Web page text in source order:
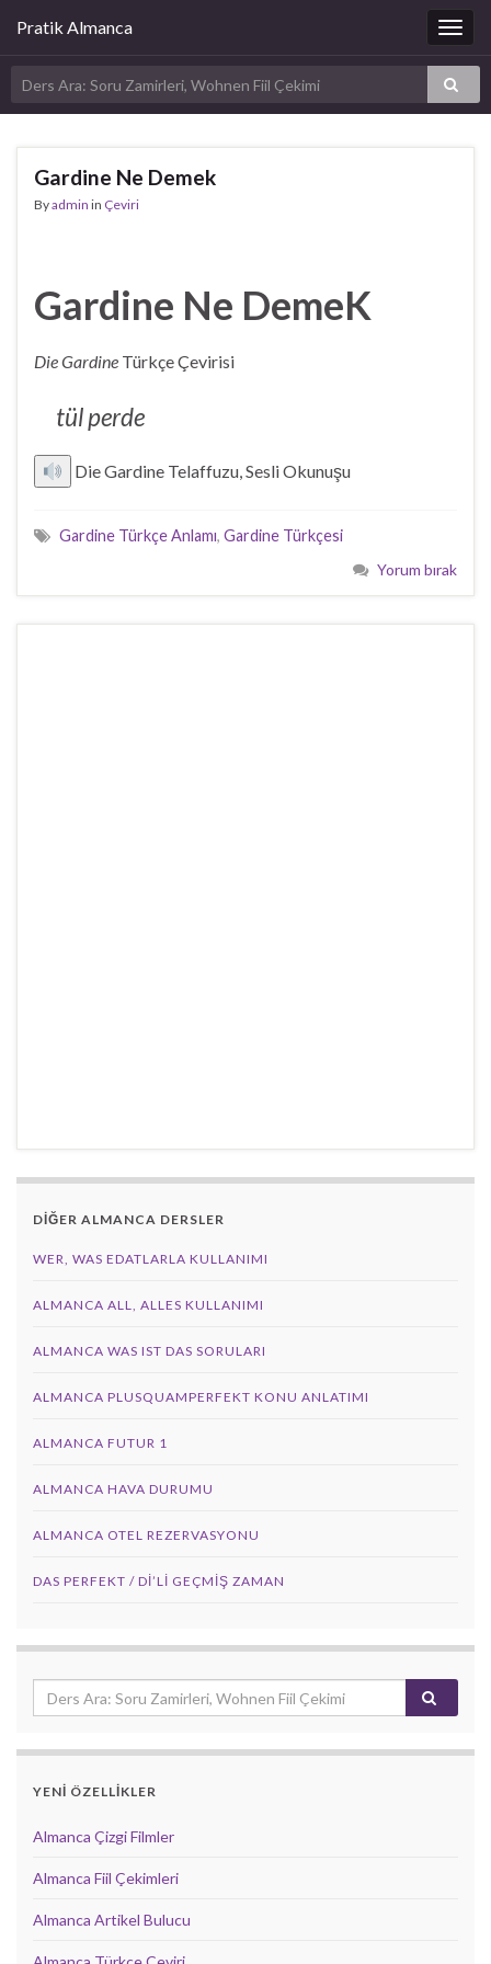
Pratik Almanca
Gardine Ne Demek
Byadmin in Çeviri
Gardine Ne DemeK
Die Gardine Türkçe Çevirisi
tül perde
Die Gardine Telaffuzu, Sesli Okunuşu
Gardine Türkçe Anlamı, Gardine Türkçesi
Yorum bırak
DİĞER ALMANCA DERSLER
WER, WAS EDATLARLA KULLANIMI
ALMANCA ALL, ALLES KULLANIMI
ALMANCA WAS IST DAS SORULARI
ALMANCA PLUSQUAMPERFEKT KONU ANLATIMI
ALMANCA FUTUR 1
ALMANCA HAVA DURUMU
ALMANCA OTEL REZERVASYONU
DAS PERFEKT / Dİ’Lİ GEÇMİŞ ZAMAN
YENİ ÖZELLİKLER
Almanca Çizgi Filmler
Almanca Fiil Çekimleri
Almanca Artikel Bulucu